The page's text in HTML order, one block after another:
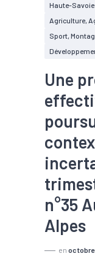
Haute-Savoie
Agriculture,
Sport,
Une
n°35
Alpes
en octobre